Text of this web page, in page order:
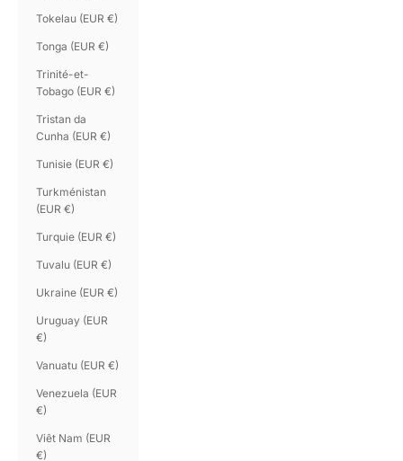
Tokelau (EUR €)
Tonga (EUR €)
Trinité-et-
Tobago (EUR €)
Tristan da
Cunha (EUR €)
Tunisie (EUR €)
Turkménistan
(EUR €)
Turquie (EUR €)
Tuvalu (EUR €)
Ukraine (EUR €)
Uruguay (EUR
€)
Vanuatu (EUR €)
Venezuela (EUR
€)
Viêt Nam (EUR
€)